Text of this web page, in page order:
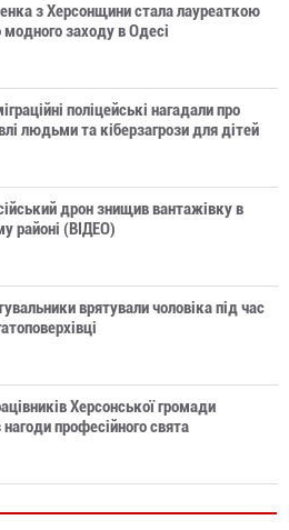
з Херсонщини стала лауреаткою
заходу в Одесі
поліцейські нагадали про
людьми та кіберзагрози для дітей
дрон знищив вантажівку в
районі (ВІДЕО)
врятували чоловіка під час
Херсонської громади
нагоди професійного свята